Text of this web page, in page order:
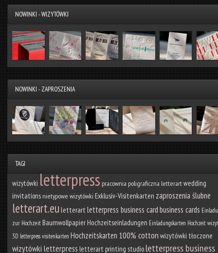
NOWINKI - WIZYTÓWKI
NOWINKI - ZAPROSZENIA
TAGI
wizytówki letterpress pracownia poligraficzna letterartwedding
invitations nietypowe wizytówki Exklusiv-Visitenkarten zaproszenia ślubne
letterart.eu letterart letterpress business cardbusiness cards
zur HochzeitBaumwollpapierHochzeitseinladungen Einladungskarten Hochzeit
3D letterpress visitenkarten Hochzeitskarten 100% cotton wizytówki tłoczone
wizytówki letterpress letterart printing studio letterpress business